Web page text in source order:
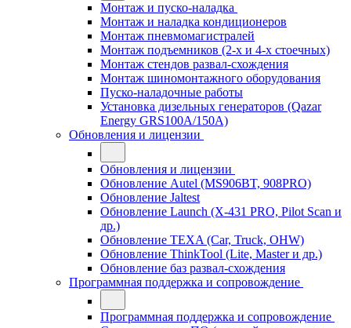
Монтаж и пуско-наладка
Монтаж и наладка кондиционеров
Монтаж пневмомагистралей
Монтаж подъемников (2-х и 4-х стоечных)
Монтаж стендов развал-схождения
Монтаж шиномонтажного оборудования
Пуско-наладочные работы
Установка дизельных генераторов (Qazar
Energy GRS100A/150A)
Обновления и лицензии
Обновления и лицензии
Обновление Autel (MS906BT, 908PRO)
Обновление Jaltest
Обновление Launch (X-431 PRO, Pilot Scan и
др.)
Обновление TEXA (Car, Truck, OHW)
Обновление ThinkTool (Lite, Master и др.)
Обновление баз развал-схождения
Программная поддержка и сопровождение
Программная поддержка и сопровождение